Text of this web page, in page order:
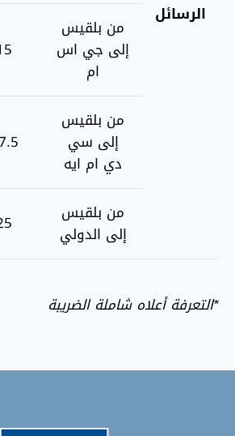
الرسائل
من بلقيس
إلى جي اس
ام
من بلقيس
إلى سي
دي ام ايه
من بلقيس
إلى الدولي
*التعرفة أعلاه شاملة الضريبة